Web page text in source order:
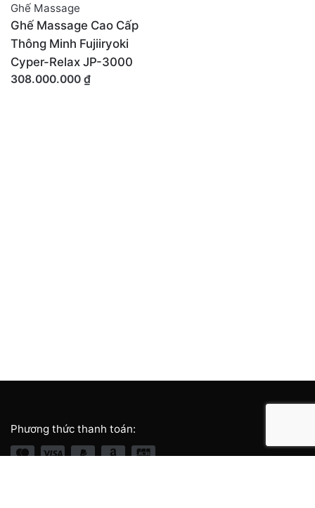
Ghế Massage
Ghế Massage Cao Cấp
Thông Minh Fujiiryoki
Cyper-Relax JP-3000
308.000.000 ₫
Phương thức thanh toán: